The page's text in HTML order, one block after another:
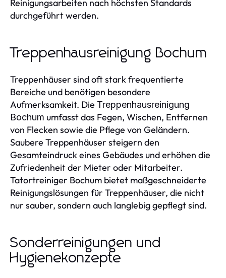
Reinigungsarbeiten nach höchsten Standards
durchgeführt werden.
Treppenhausreinigung Bochum
Treppenhäuser sind oft stark frequentierte
Bereiche und benötigen besondere
Aufmerksamkeit. Die Treppenhausreinigung
Bochum umfasst das Fegen, Wischen, Entfernen
von Flecken sowie die Pflege von Geländern.
Saubere Treppenhäuser steigern den
Gesamteindruck eines Gebäudes und erhöhen die
Zufriedenheit der Mieter oder Mitarbeiter.
Tatortreiniger Bochum bietet maßgeschneiderte
Reinigungslösungen für Treppenhäuser, die nicht
nur sauber, sondern auch langlebig gepflegt sind.
Sonderreinigungen und
Hygienekonzepte